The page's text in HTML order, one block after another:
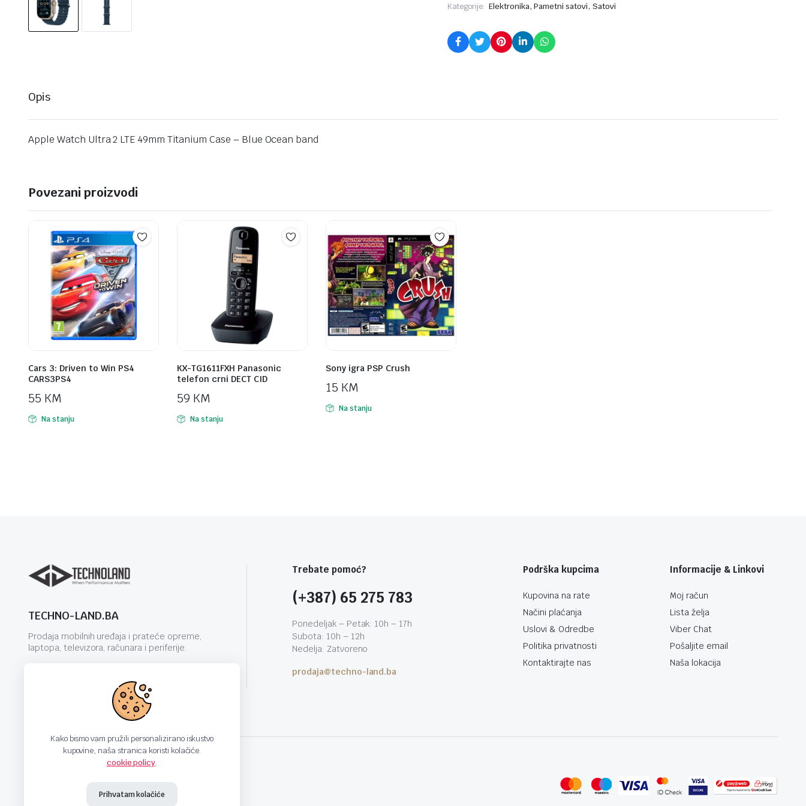
Kategorije: Elektronika, Pametni satovi, Satovi
Opis
Apple Watch Ultra 2 LTE 49mm Titanium Case – Blue Ocean band
Povezani proizvodi
Cars 3: Driven to Win PS4
CARS3PS4
55 KM
Na stanju
KX-TG1611FXH Panasonic
telefon crni DECT CID
59 KM
Na stanju
Sony igra PSP Crush
15 KM
Na stanju
TECHNO-LAND.BA
Prodaja mobilnih uređaja i prateće opreme,
laptopa, televizora, računara i periferije.
Trebate pomoć?
(+387) 65 275 783
Ponedeljak – Petak: 10h – 17h
Subota: 10h – 12h
Nedelja: Zatvoreno
prodaja@techno-land.ba
Podrška kupcima
Kupovina na rate
Načini plaćanja
Uslovi & Odredbe
Politika privatnosti
Kontaktirajte nas
Informacije & Linkovi
Moj račun
Lista želja
Viber Chat
Pošaljite email
Naša lokacija
Kako bismo vam pružili personalizirano iskustvo
kupovine, naša stranica koristi kolačiće.
cookie policy.
Prihvatam kolačiće